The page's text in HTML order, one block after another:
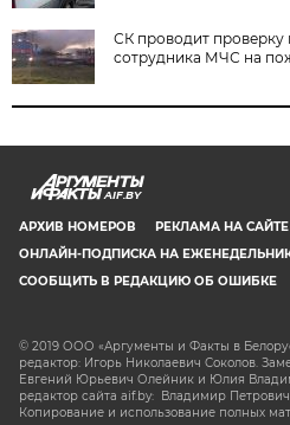
СК проводит проверку
сотрудника МЧС на
AIF.BY
АРХИВ НОМЕРОВ РЕКЛАМА НА САЙТЕ
ОНЛАЙН-ПОДПИСКА НА
СООБЩИТЬ В РЕДАКЦИЮ ОБ ОШИБКЕ
© 2019 ООО «Аргументы и Факты в
редактор: Игорь Николаевич Соколов.
Евгений Юрьевич Олейник и Юлия
редактор сайта aif.by: Владимир
Копирование и использование полных